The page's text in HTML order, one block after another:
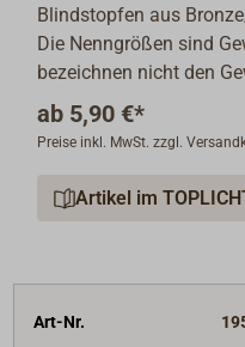
Blindstopfen aus
Die Nenngrößen sind
bezeichnen nicht den
ab 5,90 €*
Preise inkl. MwSt. zzgl.
Artikel im
Art-Nr.